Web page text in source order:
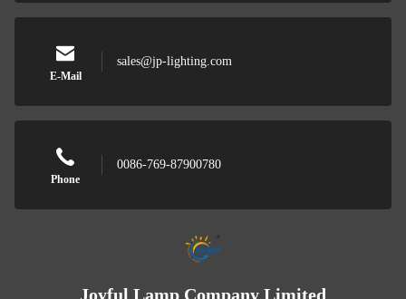
E-Mail
sales@jp-lighting.com
Phone
0086-769-87900780
Joyful Lamp Company Limited